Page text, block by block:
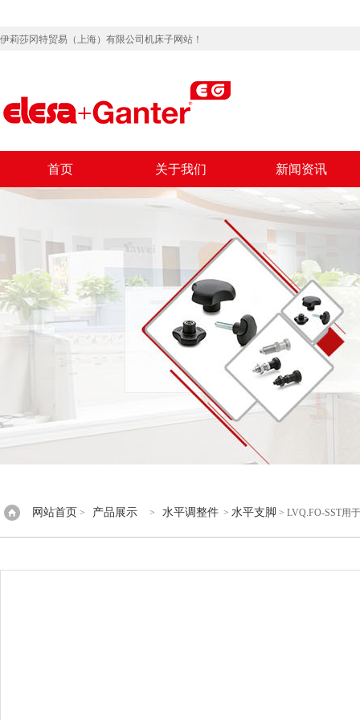
伊莉莎冈特贸易（上海）有限公司机床子网站！
首页 关于我们 新闻资讯
网站首页 > 产品展示 > 水平调整件 > 水平支脚 > LVQ.FO-SST用